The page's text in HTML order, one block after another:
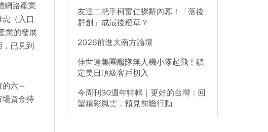
網路產業
（入口
業的發展
已見到
六～
場資金持
友達二把手柯富仁裸辭內幕！「落後
群創」成最後稻草？
2026前進大南方論壇
佳世達集團艦隊無人機小隊起飛！鎖
定美日頂級客戶切入
今周刊30週年特輯｜更好的台灣：回
望精彩風雲，預見前瞻行動